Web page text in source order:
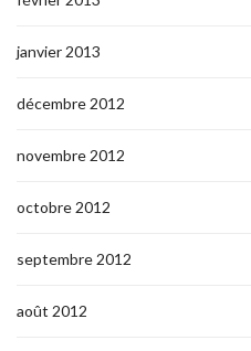
janvier 2013
décembre 2012
novembre 2012
octobre 2012
septembre 2012
août 2012